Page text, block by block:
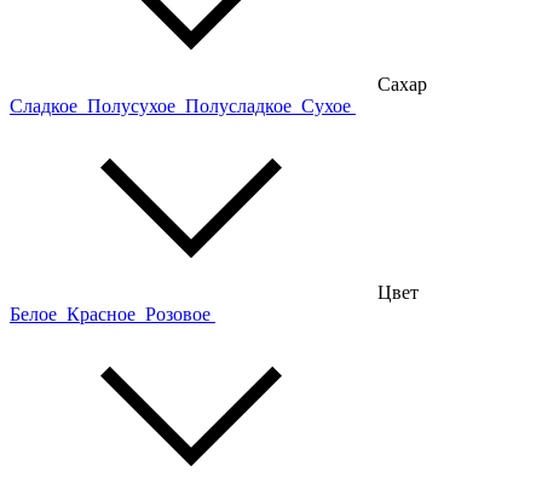
Сахар
Сладкое Полусухое Полусладкое Сухое
Цвет
Белое Красное Розовое